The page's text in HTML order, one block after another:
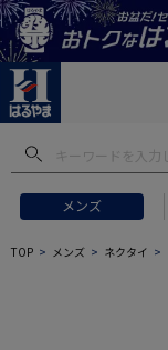
メンズ
TOP メンズ ネクタイ